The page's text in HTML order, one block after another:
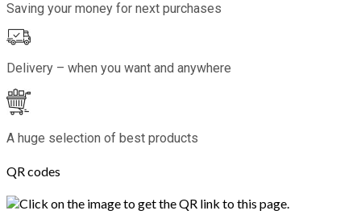
Saving your money for next purchases
Delivery – when you want and anywhere
A huge selection of best products
QR codes
Click on the image to get the QR link to this page.